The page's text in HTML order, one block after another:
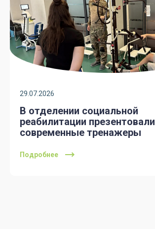
29.07.2026
В отделении социальной
реабилитации презентовали
современные тренажеры
Подробнее